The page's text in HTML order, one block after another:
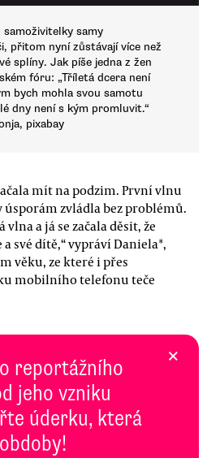
samy
přitom nyní zůstávají více než
splíny. Jak píše jedna z žen
fóru: „Tříletá dcera není
bych mohla svou samotu
dny není s kým promluvit.“
pixabay
mít na podzim. První vlnu
zvládla bez problémů.
a já se začala děsit, že
své dítě,“ vypráví Daniela*,
věku, ze které i přes
mobilního telefonu teče
reportážního
jeho vzniku
úderku, která
×